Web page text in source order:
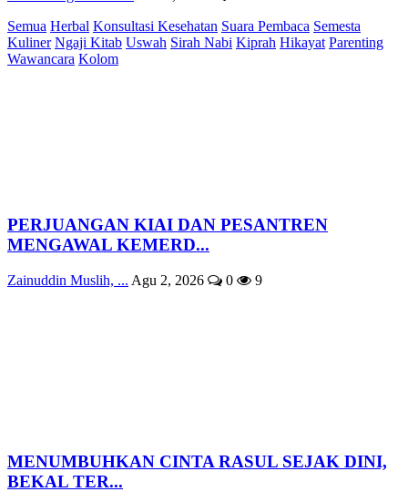
Semua Herbal Konsultasi Kesehatan Suara Pembaca Semesta
Kuliner Ngaji Kitab Uswah Sirah Nabi Kiprah Hikayat Parenting
Wawancara Kolom
PERJUANGAN KIAI DAN PESANTREN
MENGAWAL KEMERD...
Zainuddin Muslih, ... Agu 2, 2026 0 9
MENUMBUHKAN CINTA RASUL SEJAK DINI,
BEKAL TER...